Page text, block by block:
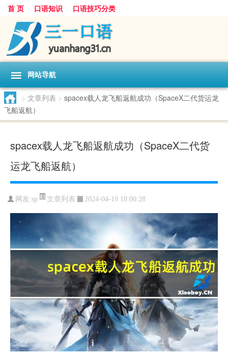
首 页 口语知识 口语技巧分类
网站导航
> 文章列表 > spacex载人龙飞船返航成功（SpaceX二代货运龙
飞船返航）
spacex载人龙飞船返航成功（SpaceX二代货
运龙飞船返航）
网友:sp 文章列表 2024-04-19 18:00:28